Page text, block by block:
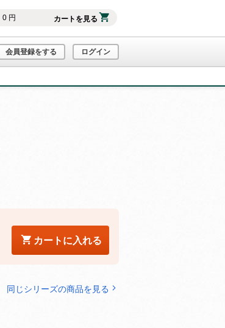
0円 カートを見る
会員登録をする ログイン
カートに入れる
同じシリーズの商品を見る